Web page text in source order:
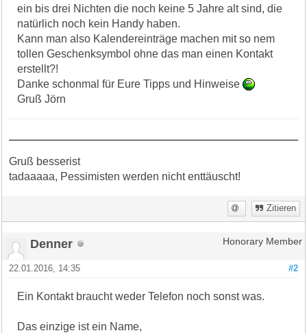
ein bis drei Nichten die noch keine 5 Jahre alt sind, die
natürlich noch kein Handy haben.
Kann man also Kalendereinträge machen mit so nem
tollen Geschenksymbol ohne das man einen Kontakt
erstellt?!
Danke schonmal für Eure Tipps und Hinweise
Gruß Jörn
Gruß besserist
tadaaaaa, Pessimisten werden nicht enttäuscht!
Zitieren
Denner Honorary Member
#2
22.01.2016, 14:35
Ein Kontakt braucht weder Telefon noch sonst was.
Das einzige ist ein Name,